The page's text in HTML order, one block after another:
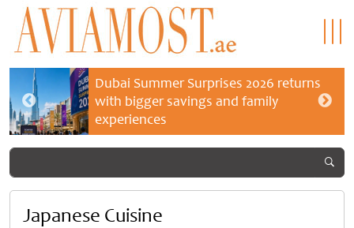
Dubai Summer Surprises 2026 returns
with bigger savings and family
experiences
Japanese Cuisine